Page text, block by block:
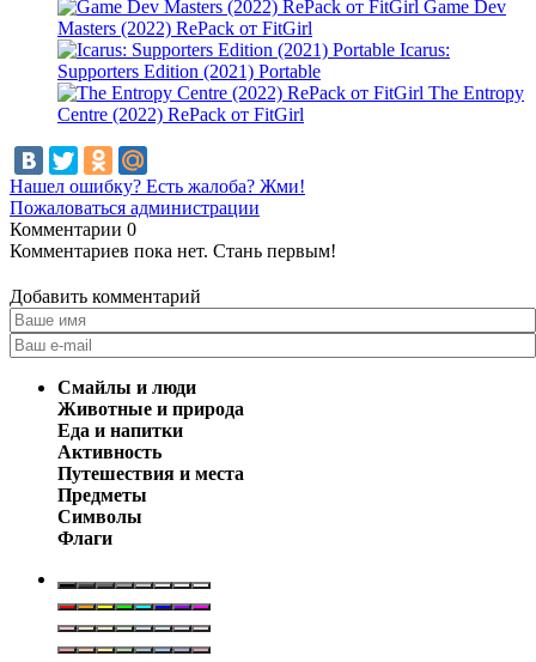
Game Dev
Masters (2022) RePack от FitGirl
Icarus:
Supporters Edition (2021) Portable
The Entropy
Centre (2022) RePack от FitGirl
Нашел ошибку? Есть жалоба? Жми!
Пожаловаться администрации
Комментарии 0
Комментариев пока нет. Стань первым!
Добавить комментарий
Смайлы и люди
Животные и природа
Еда и напитки
Активность
Путешествия и места
Предметы
Символы
Флаги